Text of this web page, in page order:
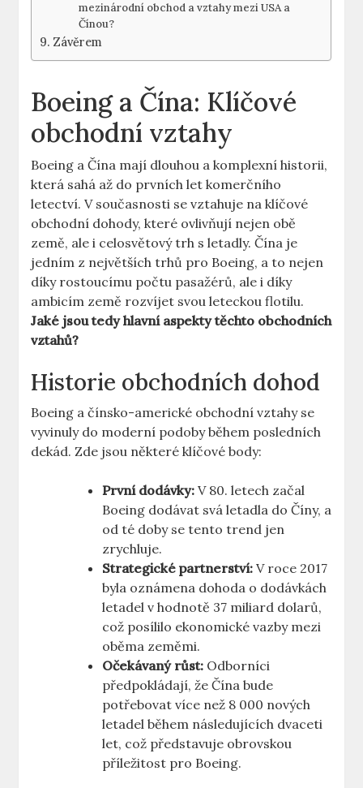
mezinárodní obchod a ​vztahy mezi USA a
Čínou?
Závěrem
Boeing⁤ a Čína: Klíčové
obchodní vztahy
Boeing a Čína mají dlouhou a komplexní historii,​
která sahá až do ‍prvních​ let ​komerčního
letectví.⁣ V současnosti se vztahuje na⁣ klíčové
obchodní dohody, které ovlivňují nejen obě‍
země,⁣ ale i celosvětový trh ‌s letadly. Čína je
jedním z​ největších trhů pro Boeing, a to nejen
díky rostoucímu počtu pasažérů, ⁣ale i díky
ambicím‍ země rozvíjet svou leteckou flotilu.
Jaké ‍jsou tedy hlavní aspekty těchto ‌obchodních
vztahů?
Historie obchodních⁤ dohod
Boeing a čínsko-americké obchodní vztahy se
vyvinuly do moderní podoby během posledních
dekád. Zde jsou některé klíčové body:
První dodávky: V 80. letech začal
Boeing dodávat⁤ svá letadla do Číny, ⁤a
od⁣ té ⁢doby se tento trend ⁣jen
zrychluje.
Strategické partnerství: V roce 2017
byla oznámena dohoda o dodávkách
letadel v hodnotě ⁤37 miliard dolarů,
což posílilo ekonomické‍ vazby mezi
oběma ⁢zeměmi.
Očekávaný růst: Odborníci
předpokládají, že Čína bude
potřebovat⁣ více​ než​ 8 ⁢000 nových
letadel během následujících dvaceti​
let, což představuje ⁤obrovskou
příležitost pro ‍Boeing.